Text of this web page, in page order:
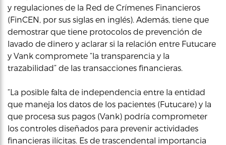
y regulaciones de la Red de Crímenes Financieros
(FinCEN, por sus siglas en inglés). Además, tiene que
demostrar que tiene protocolos de prevención de
lavado de dinero y aclarar si la relación entre Futucare
y Vank compromete “la transparencia y la
trazabilidad” de las transacciones financieras.
“La posible falta de independencia entre la entidad
que maneja los datos de los pacientes (Futucare) y la
que procesa sus pagos (Vank) podría comprometer
los controles diseñados para prevenir actividades
financieras ilícitas. Es de trascendental importancia